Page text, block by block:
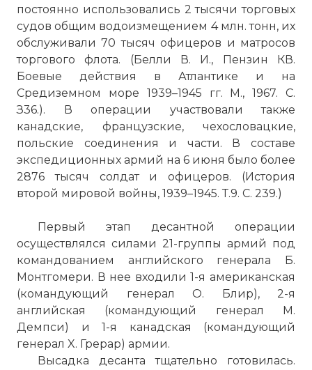
постоянно использовались 2 тысячи торговых
судов общим водоизмещением 4 млн. тонн, их
обслуживали 70 тысяч офицеров и матросов
торгового флота. (Белли В. И., Пензин КВ.
Боевые действия в Атлантике и на
Средиземном море 1939–1945 гг. М., 1967. С.
З36.). В операции участвовали также
канадские, французские, чехословацкие,
польские соединения и части. В составе
экспедиционных армий на 6 июня было более
2876 тысяч солдат и офицеров. (История
второй мировой войны, 1939–1945. Т.9. С. 239.)
Первый этап десантной операции
осуществлялся силами 21-группы армий под
командованием английского генерала Б.
Монтгомери. В нее входили 1-я американская
(командующий генерал О. Блир), 2-я
английская (командующий генерал М.
Демпси) и 1-я канадская (командующий
генерал X. Грерар) армии.
Высадка десанта тщательно готовилась.